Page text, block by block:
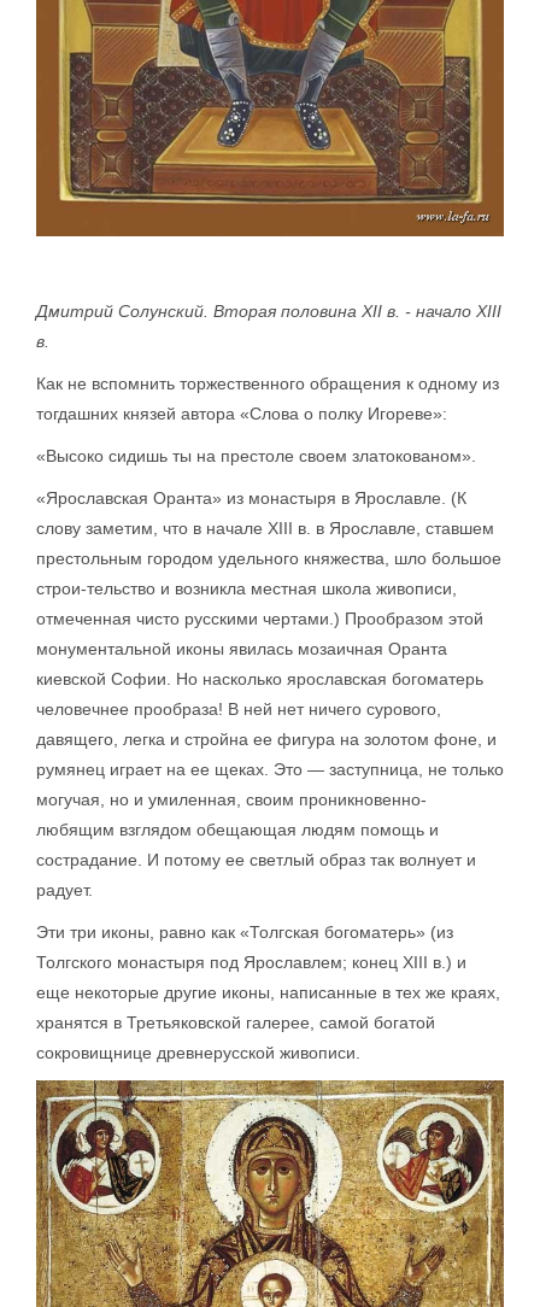
Дмитрий Солунский. Вторая половина XII в. - начало XIII
в.
Как не вспомнить торжественного обращения к одному из
тогдашних князей автора «Слова о полку Игореве»:
«Высоко сидишь ты на престоле своем златокованом».
«Ярославская Оранта» из монастыря в Ярославле. (К
слову заметим, что в начале XIII в. в Ярославле, ставшем
престольным городом удельного княжества, шло большое
строи-тельство и возникла местная школа живописи,
отмеченная чисто русскими чертами.) Прообразом этой
монументальной иконы явилась мозаичная Оранта
киевской Софии. Но насколько ярославская богоматерь
человечнее прообраза! В ней нет ничего сурового,
давящего, легка и стройна ее фигура на золотом фоне, и
румянец играет на ее щеках. Это — заступница, не только
могучая, но и умиленная, своим проникновенно-
любящим взглядом обещающая людям помощь и
сострадание. И потому ее светлый образ так волнует и
радует.
Эти три иконы, равно как «Толгская богоматерь» (из
Толгского монастыря под Ярославлем; конец XIII в.) и
еще некоторые другие иконы, написанные в тех же краях,
хранятся в Третьяковской галерее, самой богатой
сокровищнице древнерусской живописи.